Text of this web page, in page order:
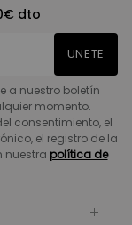
dto
UNETE
a nuestro boletín
momento.
consentimiento, el
el registro de la
nuestra política de